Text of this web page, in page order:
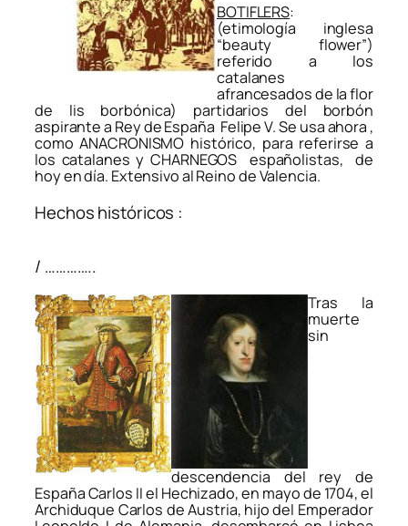
BOTIFLERS:
(etimología inglesa
“beauty flower”)
referido a los
catalanes
afrancesados de la flor
de lis borbónica) partidarios del borbón
aspirante a Rey de España Felipe V. Se usa ahora ,
como ANACRONISMO histórico, para referirse a
los catalanes y CHARNEGOS españolistas, de
hoy en día. Extensivo al Reino de Valencia.
Hechos históricos :
/ …………..
Tras la
muerte
sin
descendencia del rey de
España Carlos II el Hechizado, en mayo de 1704, el
Archiduque Carlos de Austria, hijo del Emperador